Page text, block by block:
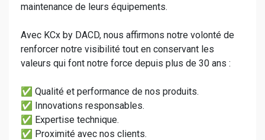
maintenance de leurs équipements.
Avec KCx by DACD, nous affirmons notre volonté de
renforcer notre visibilité tout en conservant les
valeurs qui font notre force depuis plus de 30 ans :
✅ Qualité et performance de nos produits.
✅ Innovations responsables.
✅ Expertise technique.
✅ Proximité avec nos clients.